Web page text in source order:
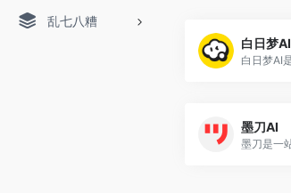
乱七八糟
白日梦AI
墨刀AI